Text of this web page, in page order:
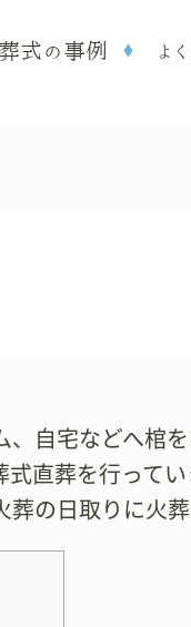
式の事例 よ
、自宅などへ棺
直葬を行って
の日取りに火葬